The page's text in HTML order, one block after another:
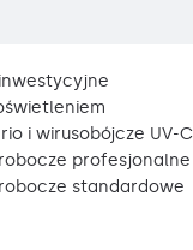
i wirusobójcze UV-C
profesjonalne
standardowe